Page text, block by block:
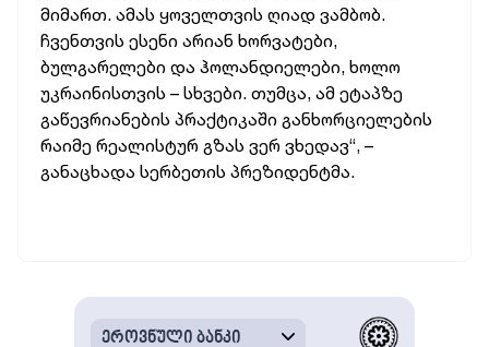
მიმართ. ამას ყოველთვის ღიად ვამბობ.
ჩვენთვის ესენი არიან ხორვატები,
ბულგარელები და ჰოლანდიელები, ხოლო
უკრაინისთვის – სხვები. თუმცა, ამ ეტაპზე
გაწევრიანების პრაქტიკაში განხორციელების
რაიმე რეალისტურ გზას ვერ ვხედავ“, –
განაცხადა სერბეთის პრეზიდენტმა.